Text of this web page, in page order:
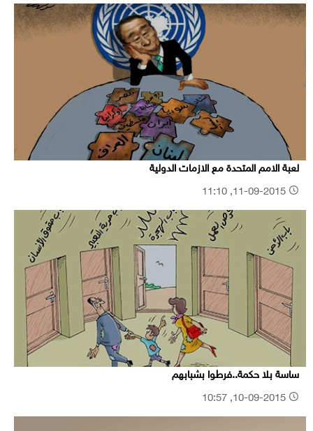
لعبة الامم المتحدة مع الازمات الدولية
ساسة بلا حكمة..فرطوا بشبابهم